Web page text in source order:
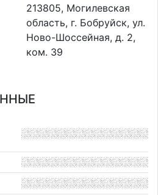
213805, Могилевская
область, г. Бобруйск, ул.
Ново-Шоссейная, д. 2,
ком. 39